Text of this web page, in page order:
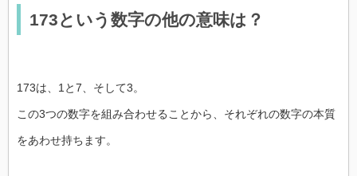
173という数字の他の意味は？
173は、1と7、そして3。
この3つの数字を組み合わせることから、それぞれの数字の本質
をあわせ持ちます。